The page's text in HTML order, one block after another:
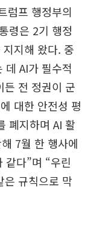
럼프 행정부의
령은 2기 행정
지해 왔다. 중
데 AI가 필수적
든 전 정권이 군
대한 안전성 평
폐지하며 AI 활
7월 한 행사에
같다”며 “우린
은 규칙으로 막